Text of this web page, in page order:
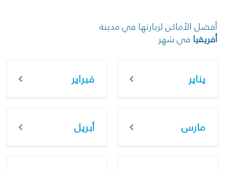
أفضل الأماكن لزيارتها في مدينة
أفريقيا في شهر
يناير فبراير
مارس أبريل